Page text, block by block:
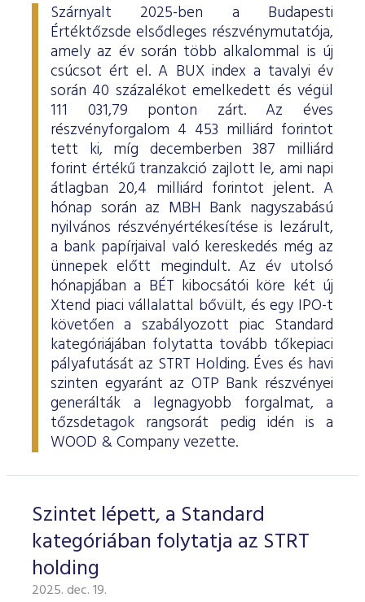
Szárnyalt 2025-ben a Budapesti
Értéktőzsde elsődleges részvénymutatója,
amely az év során több alkalommal is új
csúcsot ért el. A BUX index a tavalyi év
során 40 százalékot emelkedett és végül
111 031,79 ponton zárt. Az éves
részvényforgalom 4 453 milliárd forintot
tett ki, míg decemberben 387 milliárd
forint értékű tranzakció zajlott le, ami napi
átlagban 20,4 milliárd forintot jelent. A
hónap során az MBH Bank nagyszabású
nyilvános részvényértékesítése is lezárult,
a bank papírjaival való kereskedés még az
ünnepek előtt megindult. Az év utolsó
hónapjában a BÉT kibocsátói köre két új
Xtend piaci vállalattal bővült, és egy IPO-t
követően a szabályozott piac Standard
kategóriájában folytatta tovább tőkepiaci
pályafutását az STRT Holding. Éves és havi
szinten egyaránt az OTP Bank részvényei
generálták a legnagyobb forgalmat, a
tőzsdetagok rangsorát pedig idén is a
WOOD & Company vezette.
Szintet lépett, a Standard
kategóriában folytatja az STRT
holding
2025. dec. 19.